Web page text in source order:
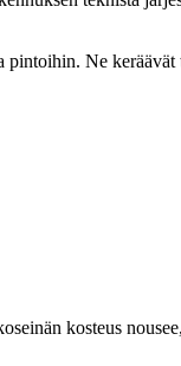
Ne
kosteus